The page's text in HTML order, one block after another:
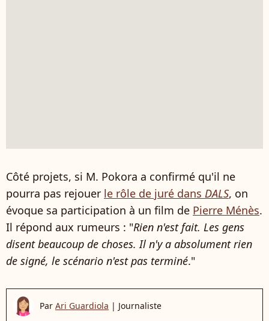
Côté projets, si M. Pokora a confirmé qu'il ne
pourra pas rejouer le rôle de juré dans DALS, on
évoque sa participation à un film de Pierre Ménès.
Il répond aux rumeurs : "Rien n'est fait. Les gens
disent beaucoup de choses. Il n'y a absolument rien
de signé, le scénario n'est pas terminé."
Par Ari Guardiola | Journaliste